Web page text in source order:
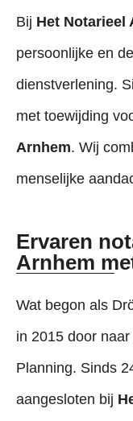
Bij Het Notarieel
persoonlijke en
dienstverlening.
met toewijding
Arnhem. Wij
menselijke
Ervaren
Arnhem
Wat begon als
in 2015 door
Planning. Sinds
aangesloten bij